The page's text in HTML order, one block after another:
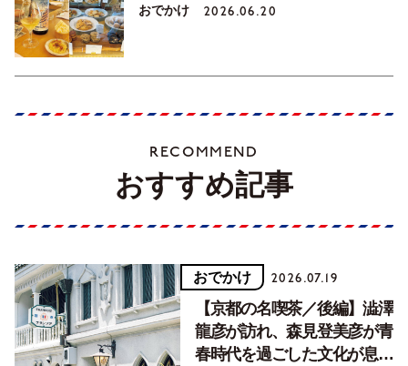
おでかけ 2026.06.20
RECOMMEND
おすすめ記事
おでかけ 2026.07.19
【京都の名喫茶／後編】澁澤
龍彦が訪れ、森見登美彦が青
春時代を過ごした文化が息づ